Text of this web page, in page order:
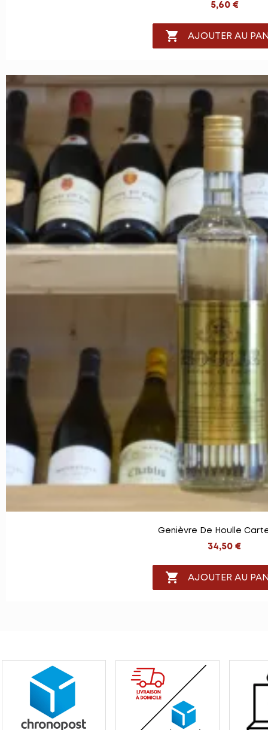
5,60 €
 AJOUTER AU
Genièvre De Houlle
34,50 €
 AJOUTER AU